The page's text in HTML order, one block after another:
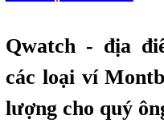
Qwatch - địa
các loại ví
lượng cho quý